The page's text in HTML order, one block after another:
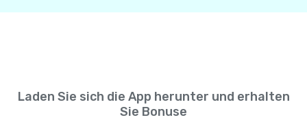
Laden Sie sich die App herunter und erhalten
Sie Bonuse